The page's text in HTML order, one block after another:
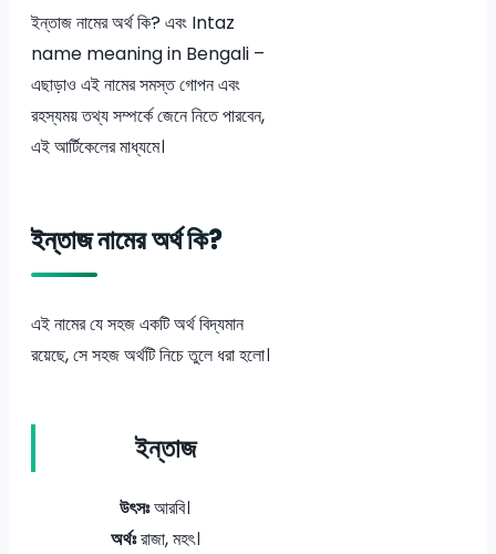
ইন্তাজ নামের অর্থ কি? এবং Intaz
name meaning in Bengali –
এছাড়াও এই নামের সমস্ত গোপন এবং
রহস্যময় তথ্য সম্পর্কে জেনে নিতে পারবেন,
এই আর্টিকেলের মাধ্যমে।
ইন্তাজ নামের অর্থ কি?
এই নামের যে সহজ একটি অর্থ বিদ্যমান
রয়েছে, সে সহজ অর্থটি নিচে তুলে ধরা হলো।
ইন্তাজ
উৎসঃআরবি।
অর্থঃরাজা, মহৎ।